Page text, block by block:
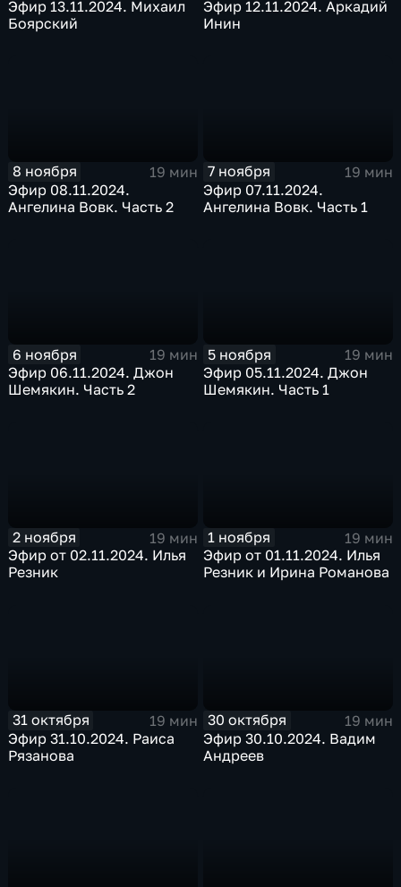
Эфир 13.11.2024. Михаил
Боярский
Эфир 12.11.2024. Аркадий
Инин
8 ноября
19 мин
Эфир 08.11.2024.
Ангелина Вовк. Часть 2
7 ноября
19 мин
Эфир 07.11.2024.
Ангелина Вовк. Часть 1
6 ноября
19 мин
Эфир 06.11.2024. Джон
Шемякин. Часть 2
5 ноября
19 мин
Эфир 05.11.2024. Джон
Шемякин. Часть 1
2 ноября
19 мин
Эфир от 02.11.2024. Илья
Резник
1 ноября
19 мин
Эфир от 01.11.2024. Илья
Резник и Ирина Романова
31 октября
19 мин
Эфир 31.10.2024. Раиса
Рязанова
30 октября
19 мин
Эфир 30.10.2024. Вадим
Андреев